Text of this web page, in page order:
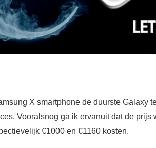
X smartphone de duurste Galaxy
Vooralsnog ga ik ervanuit dat de prijs
€1000 en €1160 kosten.